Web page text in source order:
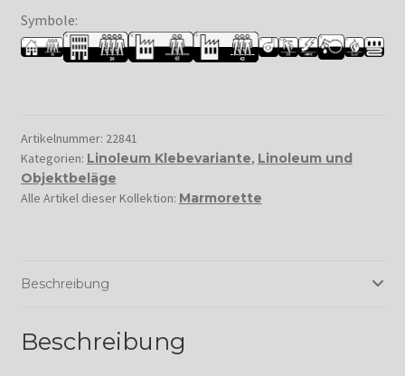
Symbole:
Artikelnummer: 22841
Kategorien: Linoleum Klebevariante, Linoleum und
Objektbeläge
Alle Artikel dieser Kollektion: Marmorette
Beschreibung
Beschreibung